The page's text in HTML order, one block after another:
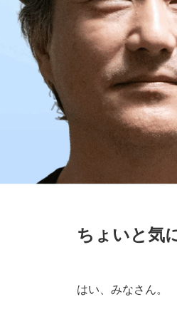
ちょいと気
はい、みなさん。